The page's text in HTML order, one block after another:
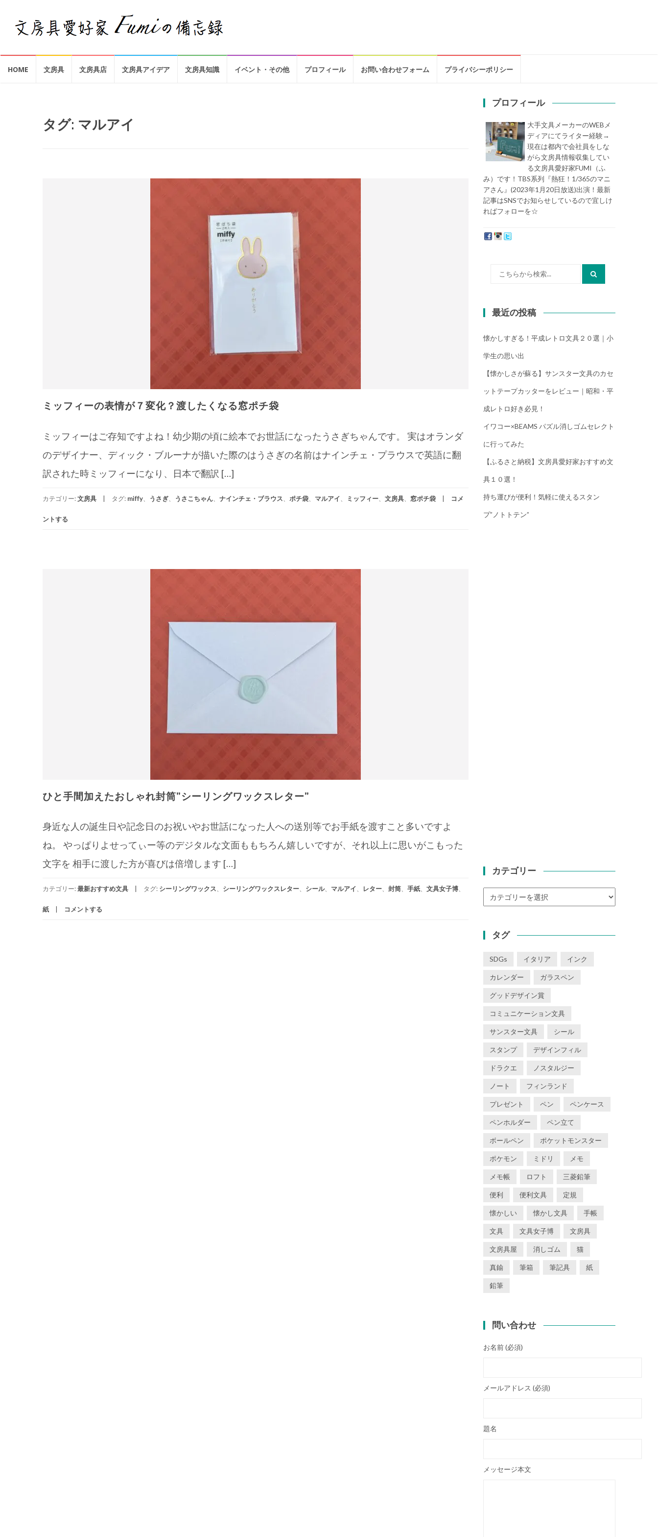
HOME 文房具 文房具店 文房具アイデア 文房具知識 イベント・その他 プロフィール お問い合わせフォーム プライバシーポリシー
タグ: マルアイ
ミッフィーの表情が７変化？渡したくなる窓ポチ袋
ミッフィーはご存知ですよね！幼少期の頃に絵本でお世話になったうさぎちゃんです。 実はオランダ
のデザイナー、ディック・ブルーナが描いた際のはうさぎの名前はナインチェ・プラウスで英語に翻
訳された時ミッフィーになり、日本で翻訳 […]
カテゴリー:文房具 タグ: miffy うさぎ うさこちゃん ナインチェ・ブラウス ポチ袋 マルアイ ミッフィー 文房具 窓ポチ袋 コメ
ントする
ひと手間加えたおしゃれ封筒”シーリングワックスレター”
身近な人の誕生日や記念日のお祝いやお世話になった人への送別等でお手紙を渡すこと多いですよ
ね。 やっぱりよせってぃー等のデジタルな文面ももちろん嬉しいですが、それ以上に思いがこもった
文字を 相手に渡した方が喜びは倍増します […]
カテゴリー:最新おすすめ文具 タグ: シーリングワックス シーリングワックスレター シール、 マルアイ レター 封筒 手紙 文具女子博
紙 コメントする
プロフィール
大手文具メーカーのWEBメ
ディアにてライター経験→
現在は都内で会社員をしな
がら文房具情報収集してい
る文房具愛好家FUMI（ふ
み）です！TBS系列『熱狂！1/365のマニ
アさん』(2023年1月20日放送)出演！最新
記事はSNSでお知らせしているので宜しけ
ればフォローを☆
最近の投稿
懐かしすぎる！平成レトロ文具２０選｜小
学生の思い出
【懐かしさが蘇る】サンスター文具のカセ
ットテープカッターをレビュー｜昭和・平
成レトロ好き必見！
イワコー×BEAMS パズル消しゴムセレクト
に行ってみた
【ふるさと納税】文房具愛好家おすすめ文
具１０選！
持ち運びが便利！気軽に使えるスタン
プ”ノトトテン”
カテゴリー
タグ
SDGs イタリア インク
カレンダー ガラスペン
グッドデザイン賞
コミュニケーション文具
サンスター文具 シール
スタンプ デザインフィル
ドラクエ ノスタルジー
ノート フィンランド
プレゼント ペン ペンケース
ペンホルダー ペン立て
ボールペン ポケットモンスター
ポケモン ミドリ メモ
メモ帳 ロフト 三菱鉛筆
便利 便利文具 定規
懐かしい 懐かし文具 手帳
文具 文具女子博 文房具
文房具屋 消しゴム 猫
真鍮 筆箱 筆記具 紙
鉛筆
問い合わせ
お名前 (必須)
メールアドレス (必須)
題名
メッセージ本文